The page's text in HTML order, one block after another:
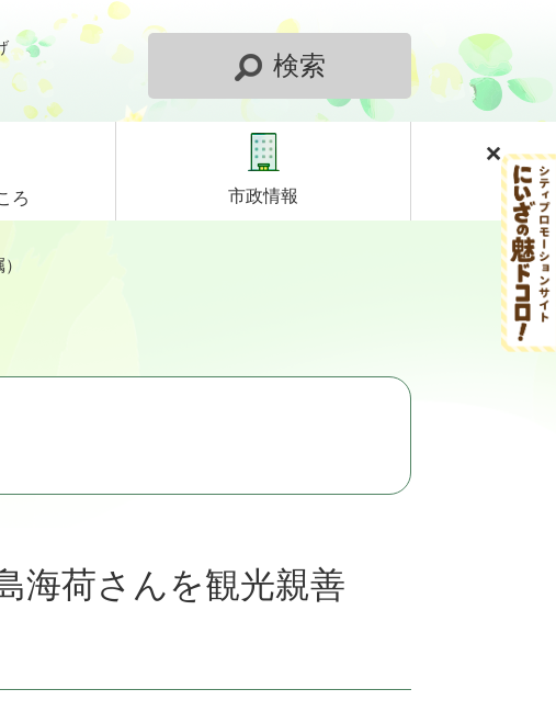
検索
ろ 市政情報
海荷さんを観光親善